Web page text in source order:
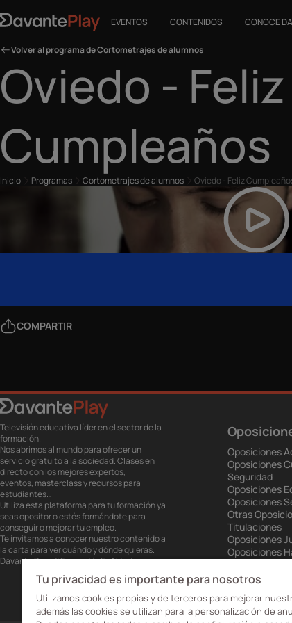
EVENTOS CONTENIDOS CONOCE
Volver al programa de Cortometrajes de alumnos
Oviedo - Feliz
Cumpleaños
Inicio Programas Cortometrajes de alumnos Oviedo - Feliz
COMPARTIR
Televisión educativa líder en el sector de la
formación.
Nos abrimos al mundo para ofrecer un
servicio gratuito a la sociedad. Clases en
directo con los mejores expertos,
eventos, masterclass y recursos para
estudiantes…
Utiliza esta plataforma para tu formación ya
seas opositor o estés formándote para
conseguir o mejorar tu empleo.
Te invitamos a conocer nuestro contenido a
la carta para ver cuándo y dónde quieras.
Davante Play. #FormaciónEnAbierto
Oposiciones
Oposiciones
Seguridad
Oposiciones
Oposiciones
Otras
Titulaciones
Oposiciones
Oposiciones
Oposiciones
Tu privacidad es importante para nosotros
Utilizamos cookies propias y de terceros para mejorar
además las cookies se utilizan para la personalización de